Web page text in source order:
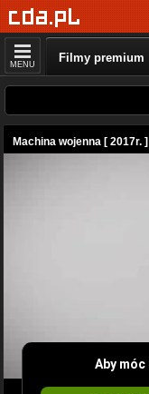
MENU Filmy premium
Machina wojenna [ 2017r.
Aby